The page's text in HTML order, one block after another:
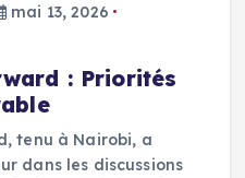
mai 13, 2026
: Priorités
tenu à Nairobi, a
dans les discussions